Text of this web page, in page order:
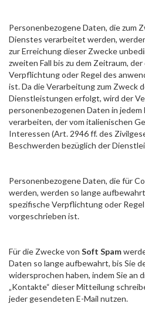
Personenbezogene Daten, die zum
Dienstes verarbeitet werden,
zur Erreichung dieser Zwecke
zweiten Fall bis zu dem Zeitraum,
Verpflichtung oder Regel des
ist. Da die Verarbeitung zum Zweck
Dienstleistungen erfolgt, wird der
personenbezogenen Daten in jedem
verarbeiten, der vom italienischen
Interessen (Art. 2946 ff. des
Beschwerden bezüglich der
Personenbezogene Daten, die für
werden, werden so lange
spezifische Verpflichtung oder
vorgeschrieben ist.
Für die Zwecke von Soft Spam
Daten so lange aufbewahrt, bis Sie
widersprochen haben, indem Sie an
„Kontakte“ dieser Mitteilung
jeder gesendeten E-Mail nutzen.